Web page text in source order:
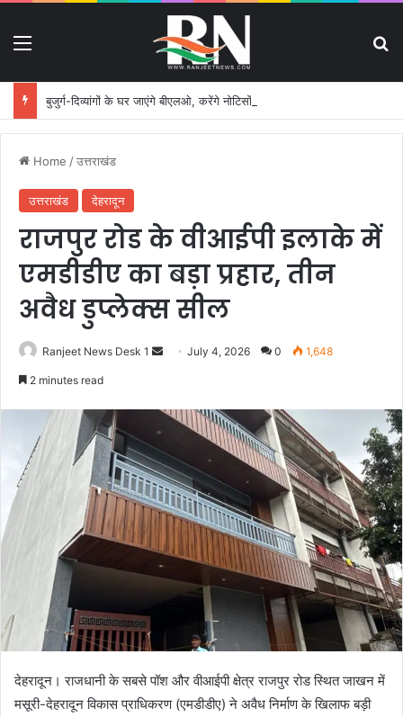
बुजुर्ग-दिव्यांगों के घर जाएंगे बीएलओ, करेंगे नोटिसों का निस्तारण
Home /उत्तराखंड
उत्तराखंड देहरादून
राजपुर रोड के वीआईपी इलाके में
एमडीडीए का बड़ा प्रहार, तीन
अवैध डुप्लेक्स सील
Ranjeet News Desk 1
d
n
e
m
a
i
l
July 4, 2026 0 1,648
2 minutes read
देहरादून। राजधानी के सबसे पॉश और वीआईपी क्षेत्र राजपुर रोड स्थित जाखन में
मसूरी-देहरादून विकास प्राधिकरण (एमडीडीए) ने अवैध निर्माण के खिलाफ बड़ी